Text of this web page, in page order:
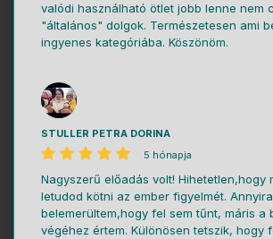
valódi használható ötlet jobb lenne nem
"általános" dolgok. Természetesen ami
ingyenes kategóriába. Köszönöm.
STULLER PETRA DORINA
5 hónapja
Nagyszerű előadás volt! Hihetetlen,hogy
letudod kötni az ember figyelmét. Annyira
belemerültem,hogy fel sem tűnt, máris a
végéhez értem. Különösen tetszik, hogy